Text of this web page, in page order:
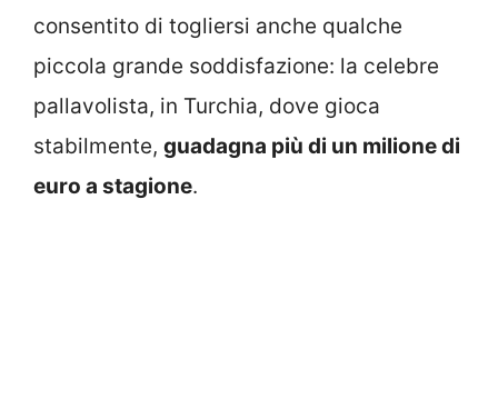
consentito di togliersi anche qualche
piccola grande soddisfazione: la celebre
pallavolista, in Turchia, dove gioca
stabilmente, guadagna più di un milione di
euro a stagione.